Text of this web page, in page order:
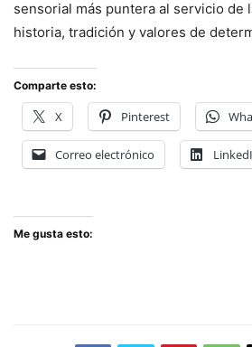
sensorial más puntera al servicio de
historia, tradición y valores de
Comparte esto:
X Pinterest
Correo electrónico
Me gusta esto: